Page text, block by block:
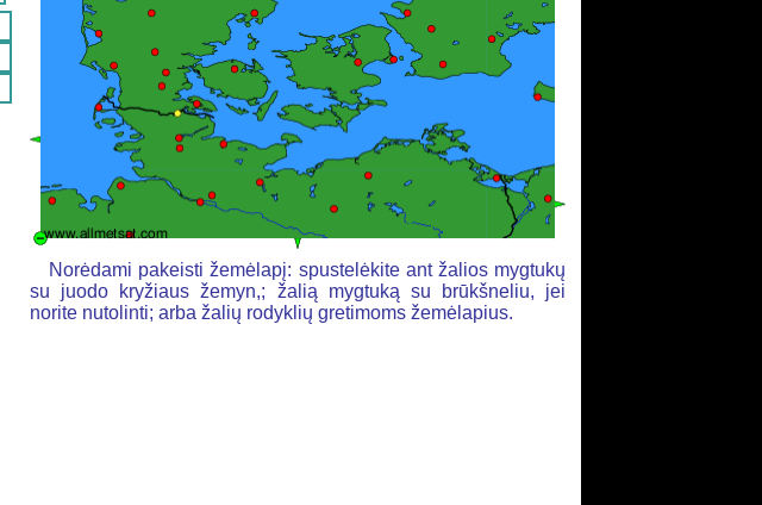
Norėdami pakeisti žemėlapį: spustelėkite ant žalios mygtukų
su juodo kryžiaus žemyn,; žalią mygtuką su brūkšneliu, jei
norite nutolinti; arba žalių rodyklių gretimoms žemėlapius.